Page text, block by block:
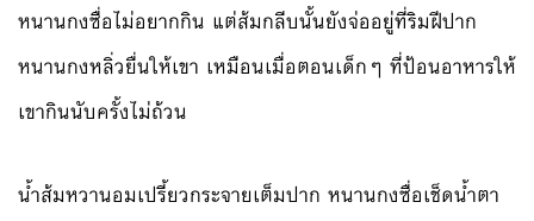
หนานกงซื่อไม่อยากกิน แต่ส้มกลีบนั้นยังจ่ออยู่ที่ริมฝีปาก
หนานกงหลิ่วยื่นให้เขา เหมือนเมื่อตอนเด็กๆ ที่ป้อนอาหารให้
เขากินนับครั้งไม่ถ้วน
น้ำส้มหวานอมเปรี้ยวกระจายเต็มปาก หนานกงซื่อเช็ดน้ำตา